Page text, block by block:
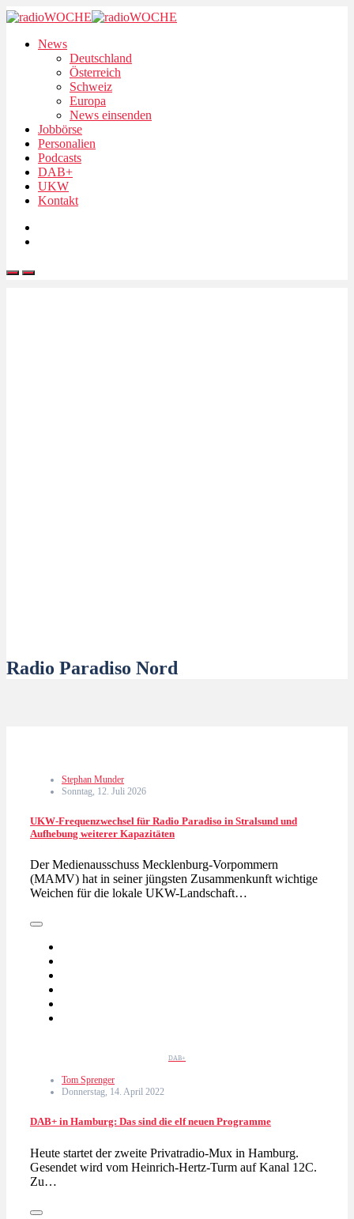
News
Deutschland
Österreich
Schweiz
Europa
News einsenden
Jobbörse
Personalien
Podcasts
DAB+
UKW
Kontakt
Radio Paradiso Nord
Stephan Munder
Sonntag, 12. Juli 2026
UKW-Frequenzwechsel für Radio Paradiso in Stralsund und
Aufhebung weiterer Kapazitäten
Der Medienausschuss Mecklenburg-Vorpommern
(MAMV) hat in seiner jüngsten Zusammenkunft wichtige
Weichen für die lokale UKW-Landschaft…
DAB+
Tom Sprenger
Donnerstag, 14. April 2022
DAB+ in Hamburg: Das sind die elf neuen Programme
Heute startet der zweite Privatradio-Mux in Hamburg.
Gesendet wird vom Heinrich-Hertz-Turm auf Kanal 12C.
Zu…